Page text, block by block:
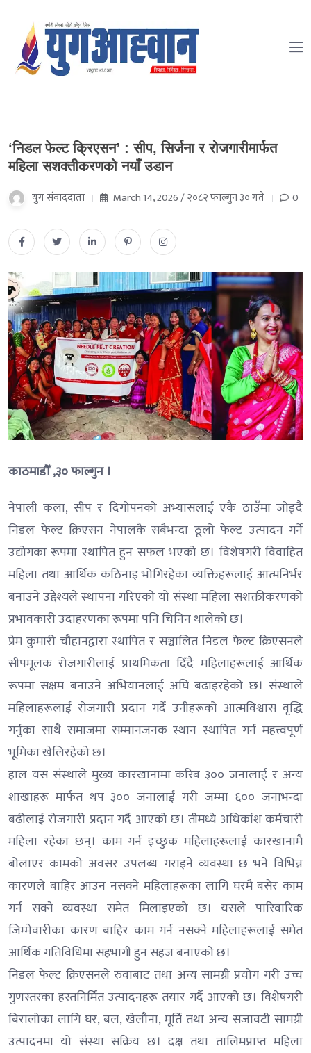
‘निडल फेल्ट क्रिएसन’ : सीप, सिर्जना र रोजगारीमार्फत
महिला सशक्तीकरणको नयाँ उडान
युग संवाददाता March 14, 2026 / २०८२ फाल्गुन ३० गते 0
काठमाडौँ ,३० फाल्गुन ।
नेपाली कला, सीप र दिगोपनको अभ्यासलाई एकै ठाउँमा जोड्दै
निडल फेल्ट क्रिएसन नेपालकै सबैभन्दा ठूलो फेल्ट उत्पादन गर्ने
उद्योगका रूपमा स्थापित हुन सफल भएको छ। विशेषगरी विवाहित
महिला तथा आर्थिक कठिनाइ भोगिरहेका व्यक्तिहरूलाई आत्मनिर्भर
बनाउने उद्देश्यले स्थापना गरिएको यो संस्था महिला सशक्तीकरणको
प्रभावकारी उदाहरणका रूपमा पनि चिनिन थालेको छ।
प्रेम कुमारी चौहानद्वारा स्थापित र सञ्चालित निडल फेल्ट क्रिएसनले
सीपमूलक रोजगारीलाई प्राथमिकता दिँदै महिलाहरूलाई आर्थिक
रूपमा सक्षम बनाउने अभियानलाई अघि बढाइरहेको छ। संस्थाले
महिलाहरूलाई रोजगारी प्रदान गर्दै उनीहरूको आत्मविश्वास वृद्धि
गर्नुका साथै समाजमा सम्मानजनक स्थान स्थापित गर्न महत्त्वपूर्ण
भूमिका खेलिरहेको छ।
हाल यस संस्थाले मुख्य कारखानामा करिब ३०० जनालाई र अन्य
शाखाहरू मार्फत थप ३०० जनालाई गरी जम्मा ६०० जनाभन्दा
बढीलाई रोजगारी प्रदान गर्दै आएको छ। तीमध्ये अधिकांश कर्मचारी
महिला रहेका छन्। काम गर्न इच्छुक महिलाहरूलाई कारखानामै
बोलाएर कामको अवसर उपलब्ध गराइने व्यवस्था छ भने विभिन्न
कारणले बाहिर आउन नसक्ने महिलाहरूका लागि घरमै बसेर काम
गर्न सक्ने व्यवस्था समेत मिलाइएको छ। यसले पारिवारिक
जिम्मेवारीका कारण बाहिर काम गर्न नसक्ने महिलाहरूलाई समेत
आर्थिक गतिविधिमा सहभागी हुन सहज बनाएको छ।
निडल फेल्ट क्रिएसनले रुवाबाट तथा अन्य सामग्री प्रयोग गरी उच्च
गुणस्तरका हस्तनिर्मित उत्पादनहरू तयार गर्दै आएको छ। विशेषगरी
बिरालोका लागि घर, बल, खेलौना, मूर्ति तथा अन्य सजावटी सामग्री
उत्पादनमा यो संस्था सक्रिय छ। दक्ष तथा तालिमप्राप्त महिला